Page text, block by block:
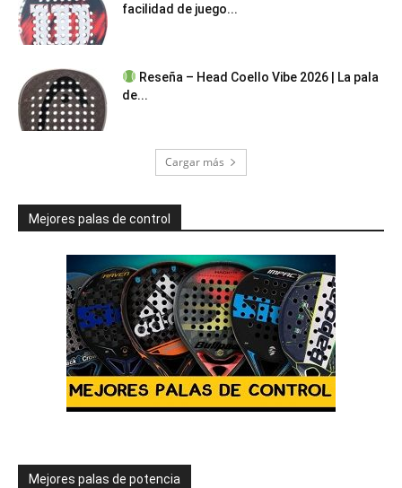
facilidad de juego...
Reseña – Head Coello Vibe 2026 | La pala
de...
Cargar más
Mejores palas de control
Mejores palas de potencia